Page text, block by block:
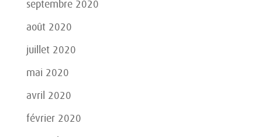
septembre 2020
août 2020
juillet 2020
mai 2020
avril 2020
février 2020